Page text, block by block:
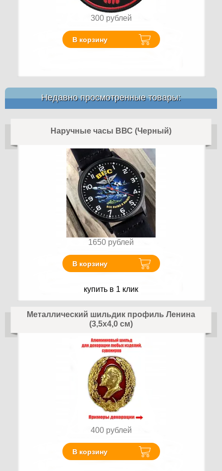
300 рублей
В корзину
Недавно просмотренные товары:
Наручные часы ВВС (Черный)
1650 рублей
В корзину
купить в 1 клик
Металлический шильдик профиль Ленина
(3,5x4,0 см)
400 рублей
В корзину